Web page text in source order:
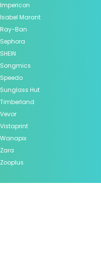
Impericon
Isabel Marant
Ray-Ban
Sephora
SHEIN
Songmics
Speedo
Sunglass Hut
Timberland
Vevor
Vistaprint
Wanapix
Zara
Zooplus